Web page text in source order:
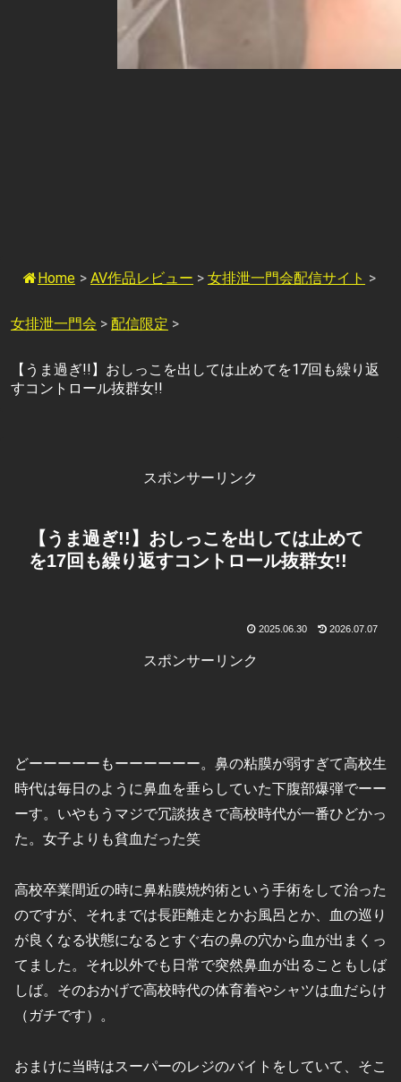
Home > AV作品レビュー > 女排泄一門会配信サイト >
女排泄一門会 > 配信限定 >
【うま過ぎ!!】おしっこを出しては止めてを17回も繰り返
すコントロール抜群女!!
スポンサーリンク
【うま過ぎ!!】おしっこを出しては止めて
を17回も繰り返すコントロール抜群女!!
2025.06.30 2026.07.07
スポンサーリンク
どーーーーーもーーーーーー。鼻の粘膜が弱すぎて高校生
時代は毎日のように鼻血を垂らしていた下腹部爆弾でーー
ーす。いやもうマジで冗談抜きで高校時代が一番ひどかっ
た。女子よりも貧血だった笑
高校卒業間近の時に鼻粘膜焼灼術という手術をして治った
のですが、それまでは長距離走とかお風呂とか、血の巡り
が良くなる状態になるとすぐ右の鼻の穴から血が出まくっ
てました。それ以外でも日常で突然鼻血が出ることもしば
しば。そのおかげで高校時代の体育着やシャツは血だらけ
（ガチです）。
おまけに当時はスーパーのレジのバイトをしていて、そこ